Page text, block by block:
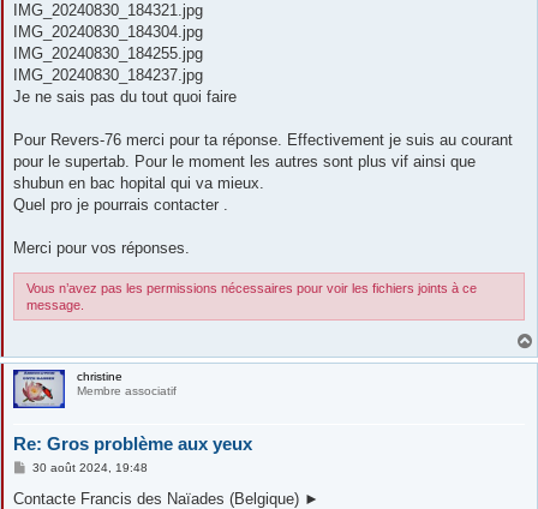
IMG_20240830_184321.jpg
IMG_20240830_184304.jpg
IMG_20240830_184255.jpg
IMG_20240830_184237.jpg
Je ne sais pas du tout quoi faire
Pour Revers-76 merci pour ta réponse. Effectivement je suis au courant
pour le supertab. Pour le moment les autres sont plus vif ainsi que
shubun en bac hopital qui va mieux.
Quel pro je pourrais contacter .
Merci pour vos réponses.
Vous n’avez pas les permissions nécessaires pour voir les fichiers joints à ce
message.
christine
Membre associatif
Re: Gros problème aux yeux
M
s
30 août 2024, 19:48
Contacte Francis des Naïades (Belgique) ►